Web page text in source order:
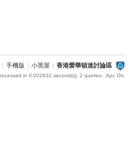
手機版 小黑屋 香港愛華頓迷討論區
in 0.022632 second(s), 2 queries , Apc On.